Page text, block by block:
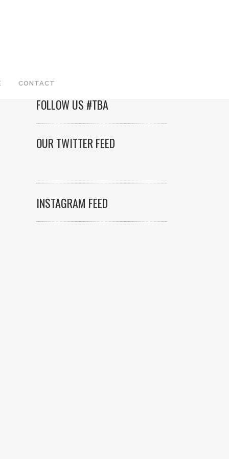
CONTACT
FOLLOW US #TBA
OUR TWITTER FEED
INSTAGRAM FEED